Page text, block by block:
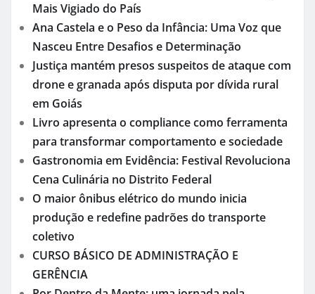
Mais Vigiado do País
Ana Castela e o Peso da Infância: Uma Voz que
Nasceu Entre Desafios e Determinação
Justiça mantém presos suspeitos de ataque com
drone e granada após disputa por dívida rural
em Goiás
Livro apresenta o compliance como ferramenta
para transformar comportamento e sociedade
Gastronomia em Evidência: Festival Revoluciona
Cena Culinária no Distrito Federal
O maior ônibus elétrico do mundo inicia
produção e redefine padrões do transporte
coletivo
CURSO BÁSICO DE ADMINISTRAÇÃO E
GERÊNCIA